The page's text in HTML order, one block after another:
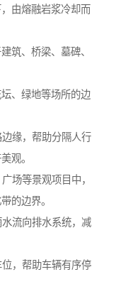
由熔融岩浆冷却而
筑、桥梁、墓碑、
、绿地等场所的边
缘，帮助分隔人行
观。
场等景观项目中，
的边界。
流向排水系统，减
，帮助车辆有序停